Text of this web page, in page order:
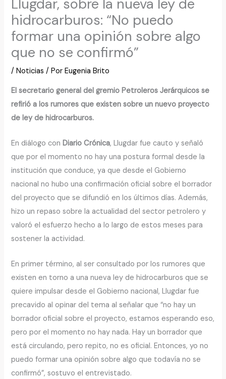
Llugdar, sobre la nueva ley de
hidrocarburos: “No puedo
formar una opinión sobre algo
que no se confirmó”
/Noticias / PorEugenia Brito
El secretario general del gremio Petroleros Jerárquicos se
refirió a los rumores que existen sobre un nuevo proyecto
de ley de hidrocarburos.
En diálogo conDiario Crónica, Llugdar fue cauto y señaló
que por el momento no hay una postura formal desde la
institución que conduce, ya que desde el Gobierno
nacional no hubo una confirmación oficial sobre el borrador
del proyecto que se difundió en los últimos días. Además,
hizo un repaso sobre la actualidad del sector petrolero y
valoró el esfuerzo hecho a lo largo de estos meses para
sostener la actividad.
En primer término, al ser consultado por los rumores que
existen en torno a una nueva ley de hidrocarburos que se
quiere impulsar desde el Gobierno nacional, Llugdar fue
precavido al opinar del tema al señalar que “no hay un
borrador oficial sobre el proyecto, estamos esperando eso,
pero por el momento no hay nada. Hay un borrador que
está circulando, pero repito, no es oficial. Entonces, yo no
puedo formar una opinión sobre algo que todavía no se
confirmó”, sostuvo el entrevistado.